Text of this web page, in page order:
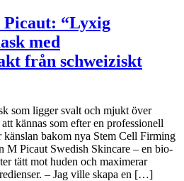
“Lyxig
med
från schweiziskt
som ligger svalt och mjukt över
kännas som efter en professionell
bakom nya Stem Cell Firming
M Picaut Swedish Skincare – en bio-
tätt mot huden och maximerar
– Jag ville skapa en […]